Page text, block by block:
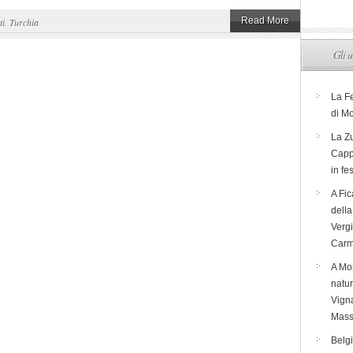
, Turchia Read More
Gli
La
di
La
in
A
A